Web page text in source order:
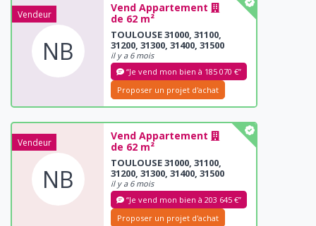
Vendeur
NB
Vend Appartement
de 62 m²
TOULOUSE 31000, 31100,
31200, 31300, 31400, 31500
il y a 6 mois
“Je vend mon bien à 185 070 €”
Proposer un projet d'achat
Vendeur
NB
Vend Appartement
de 62 m²
TOULOUSE 31000, 31100,
31200, 31300, 31400, 31500
il y a 6 mois
“Je vend mon bien à 203 645 €”
Proposer un projet d'achat